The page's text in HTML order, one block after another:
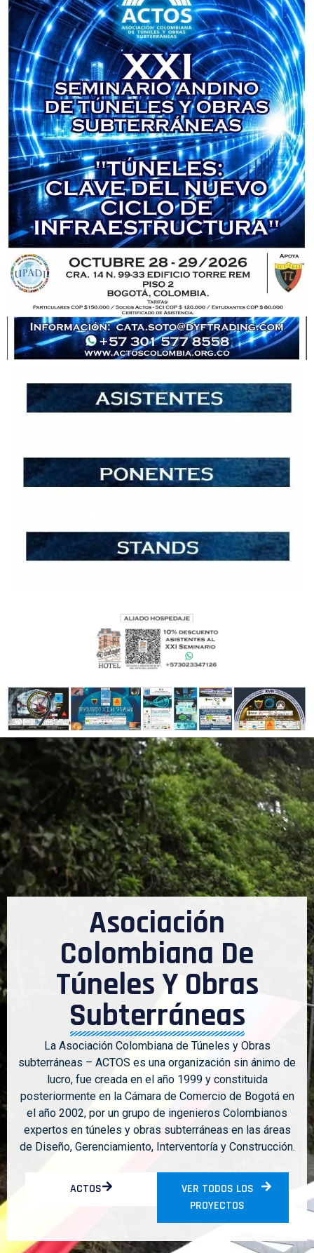
Asociación
Colombiana De
Túneles Y Obras
Subterráneas
La Asociación Colombiana de Túneles y Obras
subterráneas – ACTOS es una organización sin ánimo de
lucro, fue creada en el año 1999 y constituida
posteriormente en la Cámara de Comercio de Bogotá en
el año 2002, por un grupo de ingenieros Colombianos
expertos en túneles y obras subterráneas en las áreas
de Diseño, Gerenciamiento, Interventoría y Construcción.
ACTOS
VER TODOS LOS
PROYECTOS